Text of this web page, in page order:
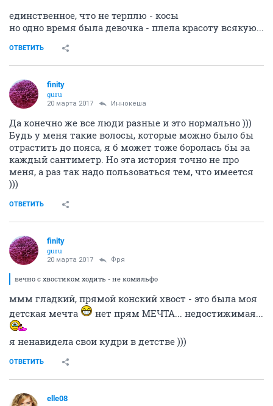
единственное, что не терплю - косы
но одно время была девочка - плела красоту всякую...
ОТВЕТИТЬ
finity
guru
20 марта 2017 Иннокеша
Да конечно же все люди разные и это нормально )))
Будь у меня такие волосы, которые можно было бы
отрастить до пояса, я б может тоже боролась бы за
каждый сантиметр. Но эта история точно не про
меня, а раз так надо пользоваться тем, что имеется
)))
ОТВЕТИТЬ
finity
guru
20 марта 2017 Фря
вечно с хвостиком ходить - не комильфо
ммм гладкий, прямой конский хвост - это была моя
детская мечта
нет прям МЕЧТА... недостижимая...
я ненавидела свои кудри в детстве )))
ОТВЕТИТЬ
elle08